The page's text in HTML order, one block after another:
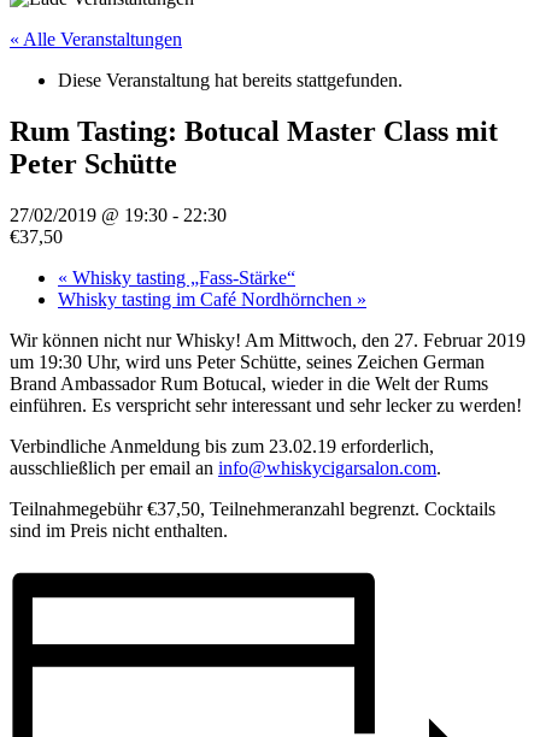
« Alle Veranstaltungen
Diese Veranstaltung hat bereits stattgefunden.
Rum Tasting: Botucal Master Class mit
Peter Schütte
27/02/2019 @ 19:30 - 22:30
€37,50
« Whisky tasting „Fass-Stärke“
Whisky tasting im Café Nordhörnchen »
Wir können nicht nur Whisky! Am Mittwoch, den 27. Februar 2019
um 19:30 Uhr, wird uns Peter Schütte, seines Zeichen German
Brand Ambassador Rum Botucal, wieder in die Welt der Rums
einführen. Es verspricht sehr interessant und sehr lecker zu werden!
Verbindliche Anmeldung bis zum 23.02.19 erforderlich,
ausschließlich per email an info@whiskycigarsalon.com.
Teilnahmegebühr €37,50, Teilnehmeranzahl begrenzt. Cocktails
sind im Preis nicht enthalten.